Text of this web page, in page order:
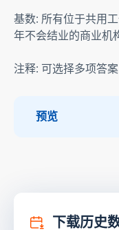
基数: 所有位于共用
年不会结业的商业机
注释: 可选择多项答案
预览
下载历史